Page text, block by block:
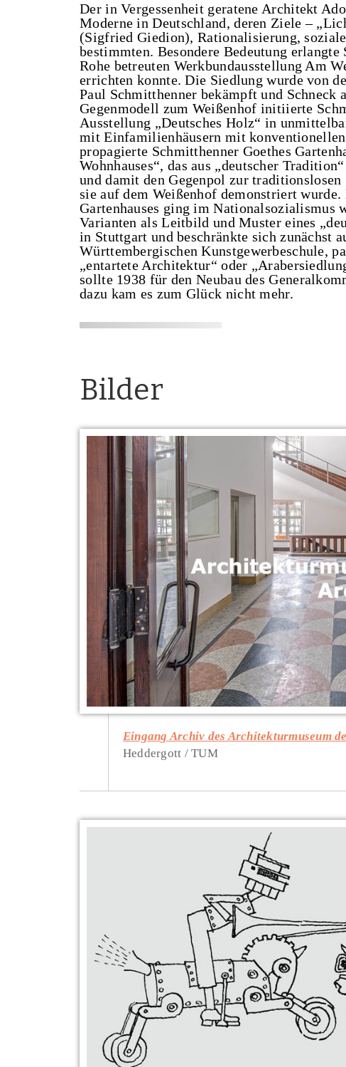
Der in Vergessenheit geratene Architekt
Moderne in Deutschland, deren Ziele –
(Sigfried Giedion), Rationalisierung,
bestimmten. Besondere Bedeutung
Rohe betreuten Werkbundausstellung Am
errichten konnte. Die Siedlung wurde von
Paul Schmitthenner bekämpft und Schneck
Gegenmodell zum Weißenhof initiierte
Ausstellung „Deutsches Holz“ in
mit Einfamilienhäusern mit
propagierte Schmitthenner Goethes
Wohnhauses“, das aus „deutscher
und damit den Gegenpol zur
sie auf dem Weißenhof demonstriert
Gartenhauses ging im Nationalsozialismus
Varianten als Leitbild und Muster eines
in Stuttgart und beschränkte sich zunächst
Württembergischen Kunstgewerbeschule,
„entartete Architektur“ oder
sollte 1938 für den Neubau des
dazu kam es zum Glück nicht mehr.
Bilder
Eingang Archiv des Architekturmuseum
Heddergott / TUM